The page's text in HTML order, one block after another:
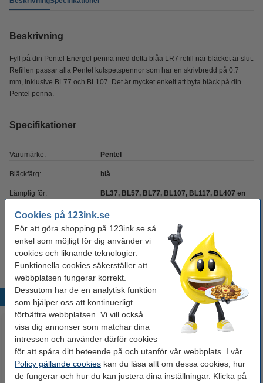
Cookies på 123ink.se
För att göra shopping på 123ink.se så
enkel som möjligt för dig använder vi
cookies och liknande teknologier.
Funktionella cookies säkerställer att
webbplatsen fungerar korrekt.
Dessutom har de en analytisk funktion
som hjälper oss att kontinuerligt
förbättra webbplatsen. Vi vill också
visa dig annonser som matchar dina
intressen och använder därför cookies
för att spåra ditt beteende på och utanför vår webbplats. I vår
Policy gällande cookies kan du läsa allt om dessa cookies, hur
de fungerar och hur du kan justera dina inställningar. Klicka på
Beskrivning
Fyll på din Pentel Energel penna med detta blåa LR7 refill när bläcket är slut.
Refillen passar alla Pentel kulspetspennor som har en skrivbredd på 0.7
mm, inklusive BL77 och BL107. Det är mycket enkelt att byta bläck på din
Pentel penna.
Specifikationer
Varumärke: Pentel
Bläckfärg: blå
Lämplig för:
BL37, BL57, BL77, BL107, BL117, BL407 en
Antal: 1 st
Vårt artikelnr: 210119
Populära produkter